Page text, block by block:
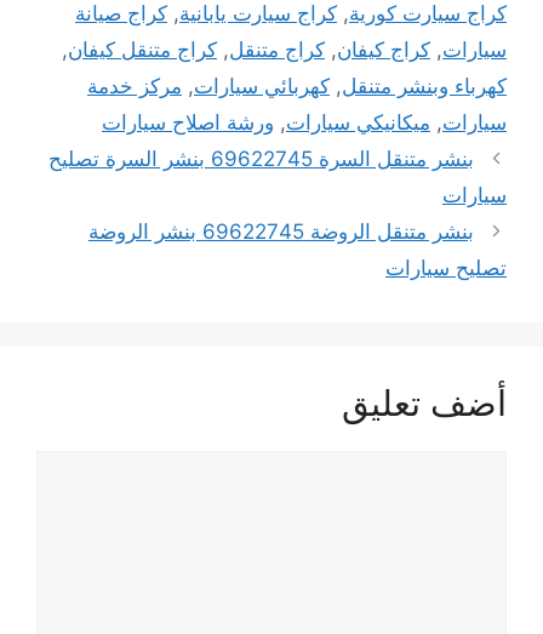
كراج سيارت كورية, كراج سيارت يابانية, كراج صيانة
سيارات, كراج كيفان, كراج متنقل, كراج متنقل كيفان,
كهرباء وبنشر متنقل, كهربائي سيارات, مركز خدمة
سيارات, ميكانيكي سيارات, ورشة اصلاح سيارات
بنشر متنقل السرة 69622745 بنشر السرة تصليح
سيارات
بنشر متنقل الروضة 69622745 بنشر الروضة
تصليح سيارات
أضف تعليق